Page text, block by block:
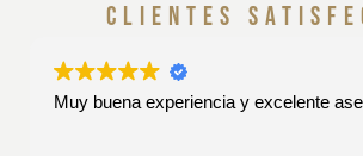
clientes
Muy buena experiencia y excelente